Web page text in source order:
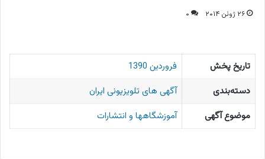
۲۶ ژوئن ۲۰۱۴ ۰
تاریخ پخش
فروردین 1390
دسته‌بندی
آگهی های تلویزیونی ایران
موضوع آگهی
آموزشگاهها و انتشارات